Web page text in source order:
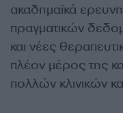
ακαδημαϊκά
πραγματικών
και νέες
πλέον μέρος της
πολλών κλινικών